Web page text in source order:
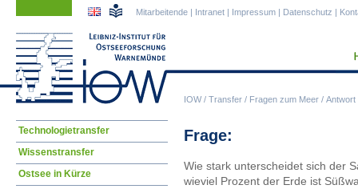
IOW/ Transfer / Fragen zum Meer / Antwort
Mitarbeitende | Intranet | Impressum | Datenschutz |
Frage:
Wie stark unterscheidet sich der
wieviel Prozent der Erde ist
Navigation
überspringen
Technologietransfer
Wissenstransfer
Ostsee in Kürze